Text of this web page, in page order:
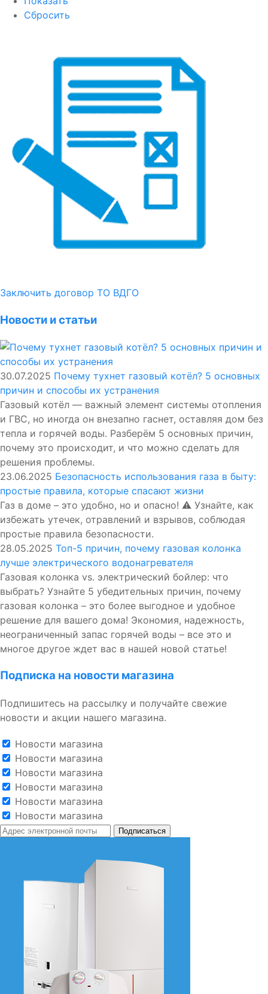
Сбросить
Заключить договор ТО ВДГО
Новости и статьи
30.07.2025 Почему тухнет газовый котёл? 5 основных
причин и способы их устранения
Газовый котёл — важный элемент системы отопления
и ГВС, но иногда он внезапно гаснет, оставляя дом без
тепла и горячей воды. Разберём 5 основных причин,
почему это происходит, и что можно сделать для
решения проблемы.
23.06.2025 Безопасность использования газа в быту:
простые правила, которые спасают жизни
Газ в доме – это удобно, но и опасно! ⚠️ Узнайте, как
избежать утечек, отравлений и взрывов, соблюдая
простые правила безопасности.
28.05.2025 Топ-5 причин, почему газовая колонка
лучше электрического водонагревателя
Газовая колонка vs. электрический бойлер: что
выбрать? Узнайте 5 убедительных причин, почему
газовая колонка – это более выгодное и удобное
решение для вашего дома! Экономия, надежность,
неограниченный запас горячей воды – все это и
многое другое ждет вас в нашей новой статье!
Подписка на новости магазина
Подпишитесь на рассылку и получайте свежие
новости и акции нашего магазина.
Новости магазина
Новости магазина
Новости магазина
Новости магазина
Новости магазина
Новости магазина